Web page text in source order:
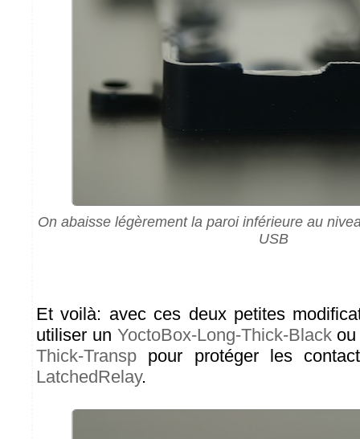
On abaisse légèrement la paroi inférieure au
USB
Et voilà: avec ces deux petites
utiliser un YoctoBox-Long-Thick-Blackou
Thick-Transp pour protéger les
LatchedRelay.